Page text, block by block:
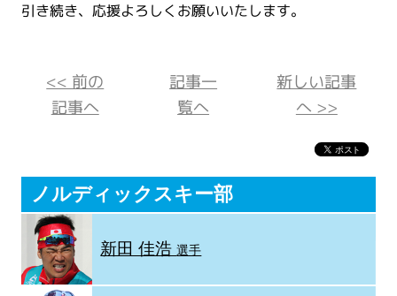
引き続き、応援よろしくお願いいたします。
<< 前の
記事へ
記事一
覧へ
新しい記事
へ >>
ノルディックスキー部
新田 佳浩選手